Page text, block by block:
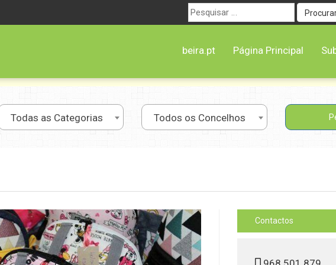
Procurar
por:
beira.pt Página Principal
Todas as Categorias Todos os Concelhos
Contactos